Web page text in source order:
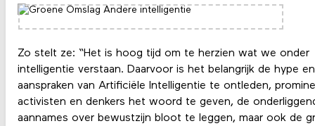
Zo stelt ze: “Het is hoog tijd om te herzien wat we onder
intelligentie verstaan. Daarvoor is het belangrijk de hype en
aanspraken van Artificiële Intelligentie te ontleden,
activisten en denkers het woord te geven, de
aannames over bewustzijn bloot te leggen, maar ook de